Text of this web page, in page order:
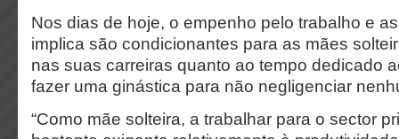
Nos dias de hoje, o empenho pelo trabalho e
implica são condicionantes para as mães
nas suas carreiras quanto ao tempo dedicado
fazer uma ginástica para não negligenciar
“Como mãe solteira, a trabalhar para o sector